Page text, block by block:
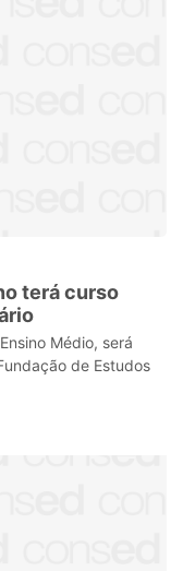
terá curso
Médio, será
de Estudos